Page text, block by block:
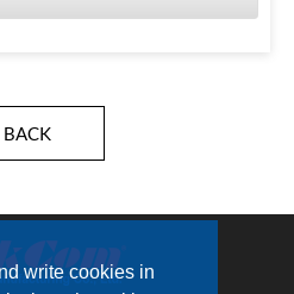
write cookies in
BACK